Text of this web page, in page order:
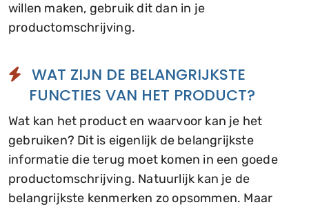
willen maken, gebruik dit dan in je
productomschrijving.
WAT ZIJN DE BELANGRIJKSTE
FUNCTIES VAN HET PRODUCT?
Wat kan het product en waarvoor kan je het
gebruiken? Dit is eigenlijk de belangrijkste
informatie die terug moet komen in een goede
productomschrijving. Natuurlijk kan je de
belangrijkste kenmerken zo opsommen. Maar